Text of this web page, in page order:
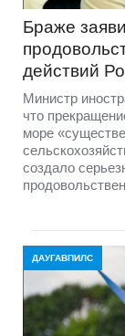
Браже
действий
Министр
что
море
создало
ДАУГАВПИЛС